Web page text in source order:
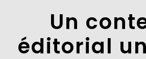
Un
éditorial